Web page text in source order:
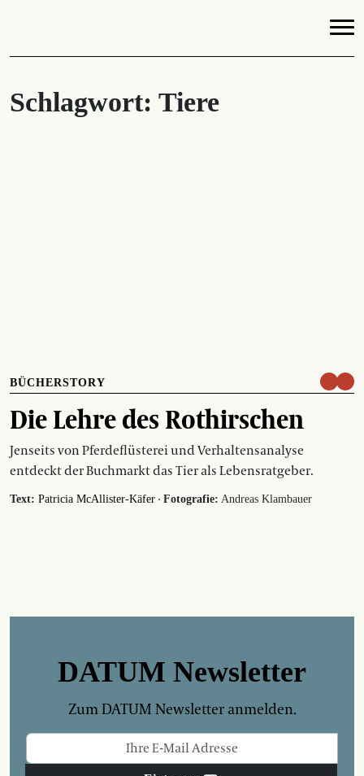
Schlagwort: Tiere
BÜCHERSTORY
Die Lehre des Rothirschen
Jenseits von Pferdeflüsterei und Verhaltensanalyse
entdeckt der Buchmarkt das Tier als Lebensratgeber.
Text: Patricia McAllister-Käfer · Fotografie: Andreas Klambauer
DATUM Newsletter
Zum DATUM Newsletter anmelden.